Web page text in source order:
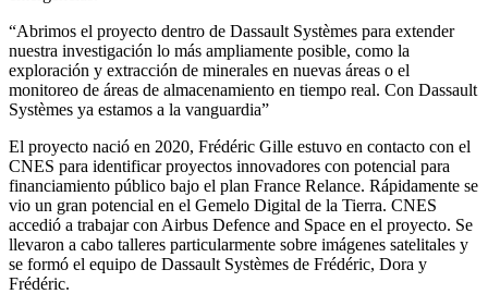
“Abrimos el proyecto dentro de Dassault Systèmes para extender
nuestra investigación lo más ampliamente posible, como la
exploración y extracción de minerales en nuevas áreas o el
monitoreo de áreas de almacenamiento en tiempo real. Con Dassault
Systèmes ya estamos a la vanguardia”
El proyecto nació en 2020, Frédéric Gille estuvo en contacto con el
CNES para identificar proyectos innovadores con potencial para
financiamiento público bajo el plan France Relance. Rápidamente se
vio un gran potencial en el Gemelo Digital de la Tierra. CNES
accedió a trabajar con Airbus Defence and Space en el proyecto. Se
llevaron a cabo talleres particularmente sobre imágenes satelitales y
se formó el equipo de Dassault Systèmes de Frédéric, Dora y
Frédéric.